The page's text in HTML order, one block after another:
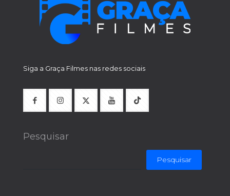
Siga a Graça Filmes nas redes sociais
Pesquisar
Pesquisar